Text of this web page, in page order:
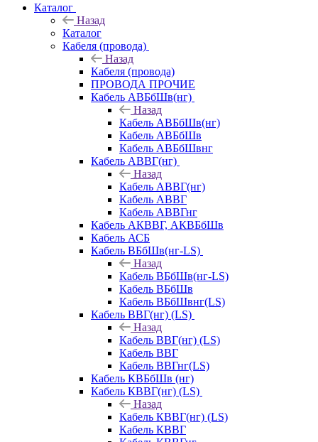
Каталог
Назад
Каталог
Кабеля (провода)
Назад
Кабеля (провода)
ПРОВОДА ПРОЧИЕ
Кабель АВБбШв(нг)
Назад
Кабель АВБбШв(нг)
Кабель АВБбШв
Кабель АВБбШвнг
Кабель АВВГ(нг)
Назад
Кабель АВВГ(нг)
Кабель АВВГ
Кабель АВВГнг
Кабель АКВВГ, АКВБбШв
Кабель АСБ
Кабель ВБбШв(нг-LS)
Назад
Кабель ВБбШв(нг-LS)
Кабель ВБбШв
Кабель ВБбШвнг(LS)
Кабель ВВГ(нг) (LS)
Назад
Кабель ВВГ(нг) (LS)
Кабель ВВГ
Кабель ВВГнг(LS)
Кабель КВБбШв (нг)
Кабель КВВГ(нг) (LS)
Назад
Кабель КВВГ(нг) (LS)
Кабель КВВГ